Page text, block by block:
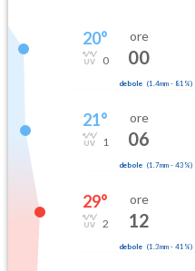
20°
0
ore
00
debole (1.4mm- 81 %)
21°
1
ore
06
debole (1.7mm- 43 %)
29°
2
ore
12
debole (1.3mm- 41 %)